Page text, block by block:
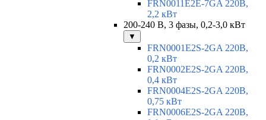
FRN0011E2E-7GA 220В,
2,2 кВт
200-240 В, 3 фазы, 0,2-3,0 кВт
▼
FRN0001E2S-2GA 220В,
0,2 кВт
FRN0002E2S-2GA 220В,
0,4 кВт
FRN0004E2S-2GA 220В,
0,75 кВт
FRN0006E2S-2GA 220В,